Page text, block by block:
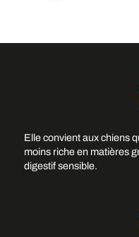
Elle convient aux chiens
moins riche en matières
digestif sensible.